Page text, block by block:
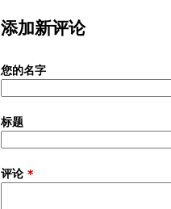
添加新评论
您的名字
标题
评论 *